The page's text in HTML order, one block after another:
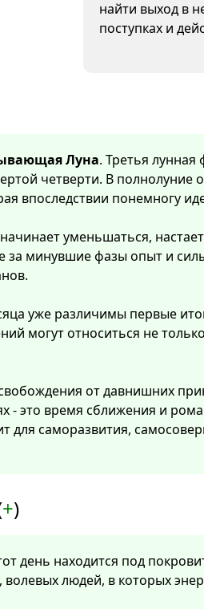
найти выход в
поступках и
Луна. Третья лунная
четверти. В полнолуние
впоследствии понемногу
уменьшаться,
за минувшие фазы опыт и
уже различимы первые
могут относиться не
от давнишних
- это время сближения и
для саморазвития,
+)
день находится под
волевых людей, в которых